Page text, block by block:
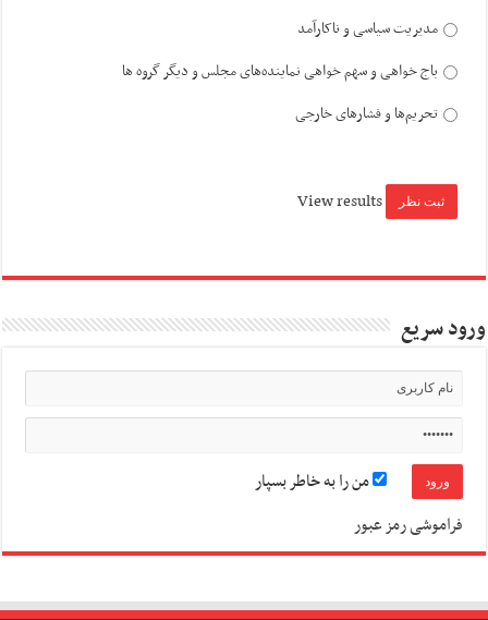
مدیریت سیاسی و ناکارآمد
باج خواهی و سهم خواهی نماینده‌های مجلس و دیگر گروه ها
تحریم‌ها و فشارهای خارجی
View results
ورود سریع
من را به خاطر بسپار
فراموشی رمز عبور